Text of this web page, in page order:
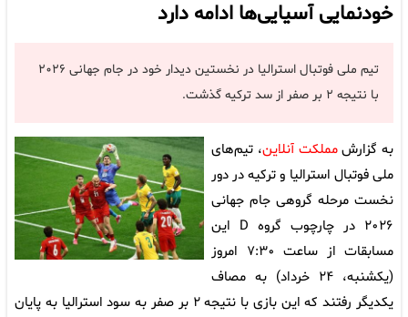
خودنمایی آسیایی‌ها ادامه دارد
تیم ملی فوتبال استرالیا در نخستین دیدار خود در جام جهانی ۲۰۲۶
با نتیجه ۲ بر صفر از سد ترکیه گذشت.
به گزارشمملکت آنلاین، تیم‌های
ملی فوتبال استرالیا و ترکیه در دور
نخست مرحله گروهی جام جهانی
۲۰۲۶ در چارچوب گروه D این
مسابقات از ساعت ۷:۳۰ امروز
(یکشنبه، ۲۴ خرداد) به مصاف
یکدیگر رفتند که این بازی با نتیجه ۲ بر صفر به سود استرالیا به پایان